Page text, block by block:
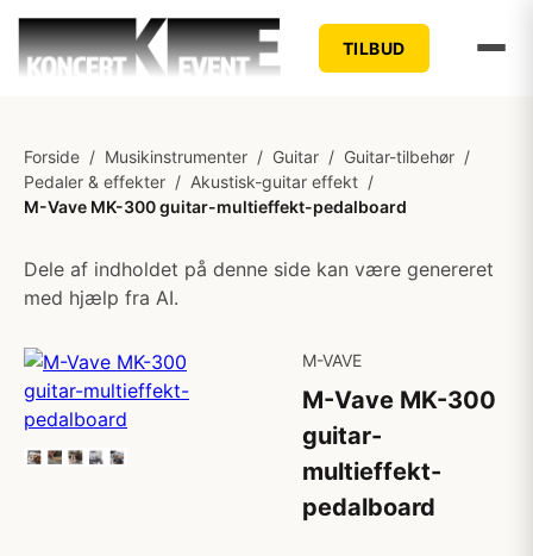
TILBUD
Forside / Musikinstrumenter / Guitar / Guitar-tilbehør /
Pedaler & effekter / Akustisk-guitar effekt /
M-Vave MK-300 guitar-multieffekt-pedalboard
Dele af indholdet på denne side kan være genereret
med hjælp fra AI.
M-VAVE
M-Vave MK-300
guitar-
multieffekt-
pedalboard